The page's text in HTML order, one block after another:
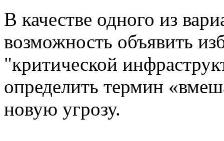
В качестве одного из
возможность объявить
"критической
определить термин
новую угрозу.